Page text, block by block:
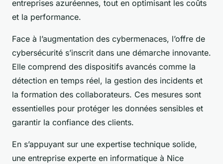
entreprises azuréennes, tout en optimisant les coûts
et la performance.
Face à l’augmentation des cybermenaces, l’offre de
cybersécurité s’inscrit dans une démarche innovante.
Elle comprend des dispositifs avancés comme la
détection en temps réel, la gestion des incidents et
la formation des collaborateurs. Ces mesures sont
essentielles pour protéger les données sensibles et
garantir la confiance des clients.
En s’appuyant sur une expertise technique solide,
une entreprise experte en informatique à Nice